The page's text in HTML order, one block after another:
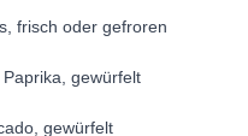
frisch oder gefroren
gewürfelt
gewürfelt